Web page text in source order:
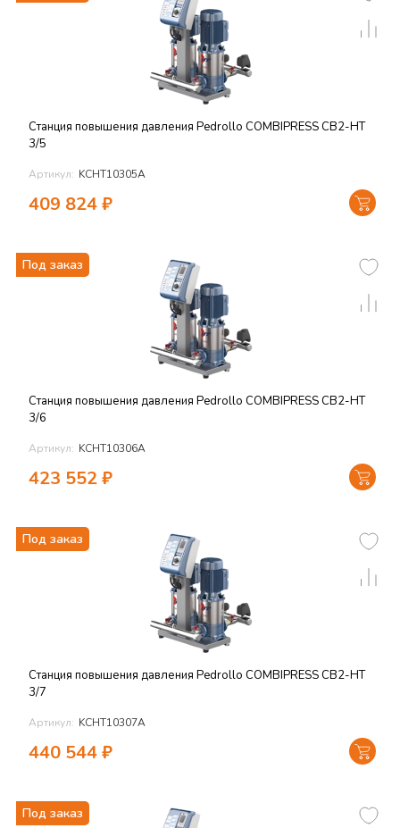
Станция повышения давления Pedrollo COMBIPRESS CB2-HT
3/5
Артикул: KCHT10305A
409 824₽
Под заказ
Станция повышения давления Pedrollo COMBIPRESS CB2-HT
3/6
Артикул: KCHT10306A
423 552₽
Под заказ
Станция повышения давления Pedrollo COMBIPRESS CB2-HT
3/7
Артикул: KCHT10307A
440 544₽
Под заказ